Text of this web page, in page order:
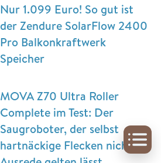
Nur 1.099 Euro! So gut ist
der Zendure SolarFlow 2400
Pro Balkonkraftwerk
Speicher
MOVA Z70 Ultra Roller
Complete im Test: Der
Saugroboter, der selbst
hartnäckige Flecken nicht als